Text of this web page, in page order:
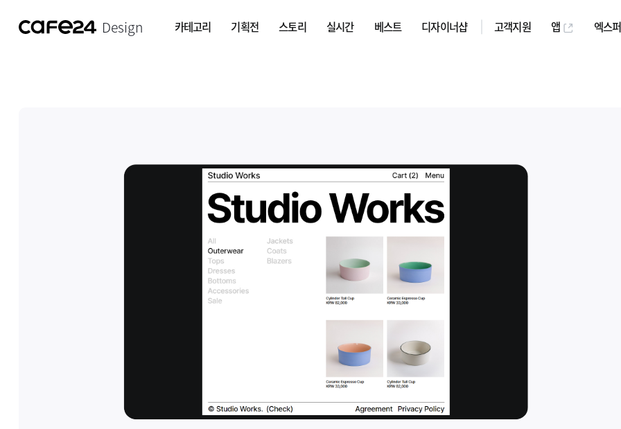
Design 카테고리 기획전 스토리 실시간 베스트 디자이너샵 고객지원 앱 엑스